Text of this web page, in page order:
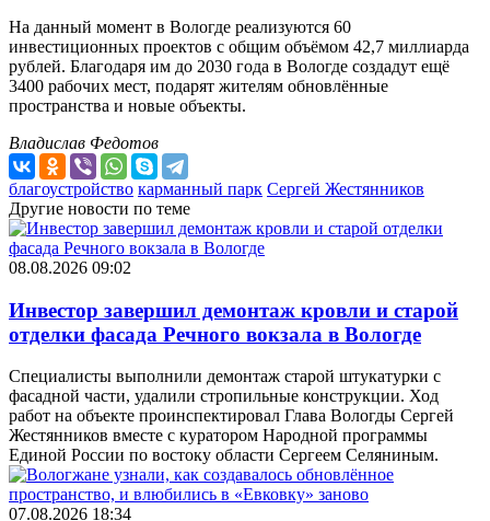
На данный момент в Вологде реализуются 60
инвестиционных проектов с общим объёмом 42,7 миллиарда
рублей. Благодаря им до 2030 года в Вологде создадут ещё
3400 рабочих мест, подарят жителям обновлённые
пространства и новые объекты.
Владислав Федотов
благоустройство карманный парк Сергей Жестянников
Другие новости по теме
08.08.2026 09:02
Инвестор завершил демонтаж кровли и старой
отделки фасада Речного вокзала в Вологде
Специалисты выполнили демонтаж старой штукатурки с
фасадной части, удалили стропильные конструкции. Ход
работ на объекте проинспектировал Глава Вологды Сергей
Жестянников вместе с куратором Народной программы
Единой России по востоку области Сергеем Селяниным.
07.08.2026 18:34